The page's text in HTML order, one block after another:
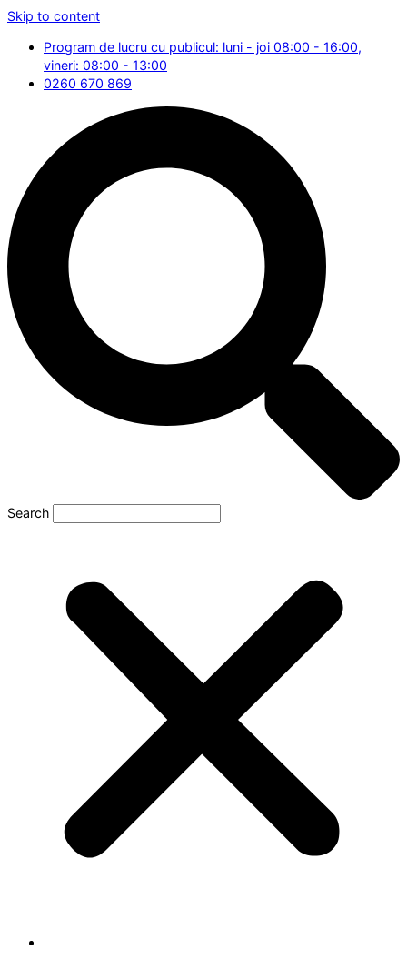
Skip to content
Program de lucru cu publicul: luni - joi 08:00 - 16:00,
vineri: 08:00 - 13:00
0260 670 869
Search